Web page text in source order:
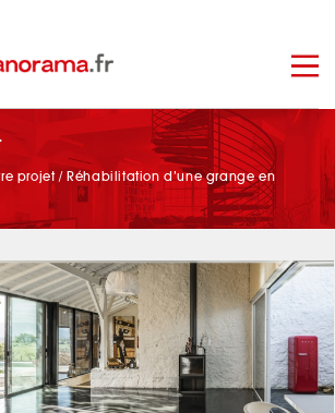
manage_search
projet / Réhabilitation d’une grange en